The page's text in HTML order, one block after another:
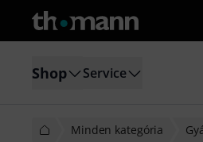
Shop Service
Minden kategória